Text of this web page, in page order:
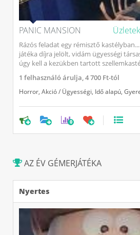
PANIC MANSION
Rázós feladat egy rémisztő
játéka díjra jelölt, vidám ügyességi
úgy kell a kezükben tartott
1 felhasználó árulja,4 700 Ft-tól
Horror Akció / Ügyességi Idő alapú
0
AZ ÉV GÉMERJÁTÉKA
Nyertes